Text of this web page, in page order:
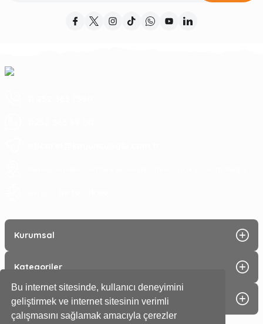
Bu internet sitesinde, kullanıcı deneyimini
geliştirmek ve internet sitesinin verimli
çalışmasını sağlamak amacıyla çerezler
Kurumsal
Kategoriler
Alışveriş